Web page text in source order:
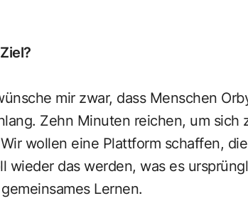
mir zwar, dass Menschen
Zehn Minuten reichen, um sich
wollen eine Plattform schaffen,
wieder das werden, was es
Lernen.